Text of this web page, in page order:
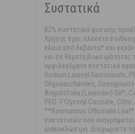
Συστατικά
82% συστατικά φυσικής
Χρήσης έχει πλούσια
έλαια από λεβάντα* και
και σε θέματα
αμφιλεγόμενα συστατικά
Sodium Lauroyl Sarcosinate,
Oligosaccharides, Gossypium
Angustifolia (Lavender) Oil*,
PEG-7 Glyceryl Cocoate,
**Rosmarinus Officinalis
συστατικών που αναγράφεται
ανακυκλώσιμη. Διαχωρίστε